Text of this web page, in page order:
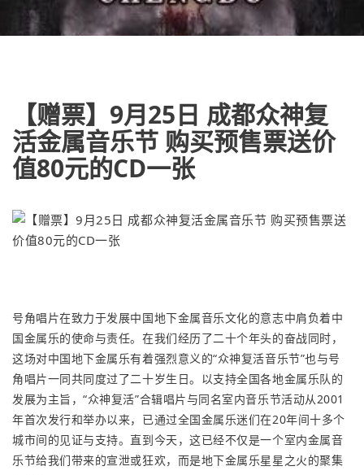
【赠票】9月25日 成都众神复
活金属音乐节 购买预售票送价
值80元的CD一张
号角唱片在致力于发展中国地下金属音乐文化的意志中肩负着中
国金属乐的使命与责任。在我们经历了二十个年头的奋战同时，
这场对中国地下金属乐有着强烈意义的“众神复活音乐节”也与号
角唱片一同共同度过了二十岁生日。以支持全国各地金属乐队的
发展为主旨，“众神复活”合辑唱片与同名室内音乐节活动从2001
年首次发行和举办以来，已通过全国金属乐迷们在20年间十多个
城市间的见证与支持。直到今天，这已经不仅是一个室内金属音
乐节给我们带来的宣泄或狂欢，而是地下金属乐星星之火的聚集